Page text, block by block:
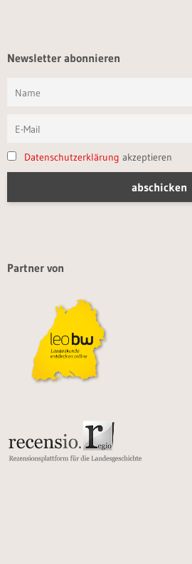
Newsletter abonnieren
Datenschutzerklärung akzeptieren
Partner von